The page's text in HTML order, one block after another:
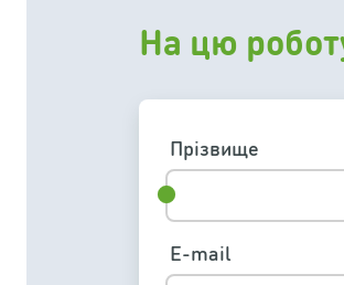
На цю
Прізвище
E-mail